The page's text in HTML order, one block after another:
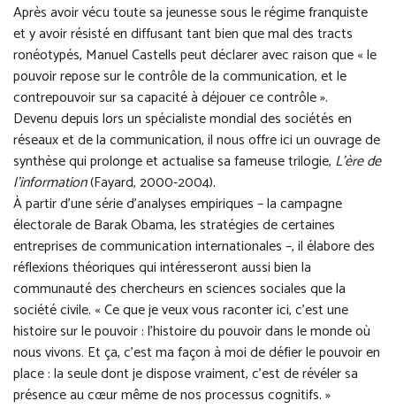
Après avoir vécu toute sa jeunesse sous le régime franquiste
et y avoir résisté en diffusant tant bien que mal des tracts
ronéotypés, Manuel Castells peut déclarer avec raison que « le
pouvoir repose sur le contrôle de la communication, et le
contrepouvoir sur sa capacité à déjouer ce contrôle ».
Devenu depuis lors un spécialiste mondial des sociétés en
réseaux et de la communication, il nous offre ici un ouvrage de
synthèse qui prolonge et actualise sa fameuse trilogie, L’ère de
l’information(Fayard, 2000-2004).
À partir d’une série d’analyses empiriques – la campagne
électorale de Barak Obama, les stratégies de certaines
entreprises de communication internationales –, il élabore des
réflexions théoriques qui intéresseront aussi bien la
communauté des chercheurs en sciences sociales que la
société civile. « Ce que je veux vous raconter ici, c’est une
histoire sur le pouvoir : l’histoire du pouvoir dans le monde où
nous vivons. Et ça, c’est ma façon à moi de défier le pouvoir en
place : la seule dont je dispose vraiment, c’est de révéler sa
présence au cœur même de nos processus cognitifs. »